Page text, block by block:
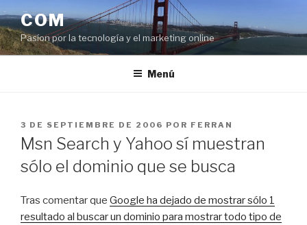
al
contenido
COM
Pasíon por la tecnología y el marketing online
Menú
PUBLICADO
EL
3 DE SEPTIEMBRE DE 2006 POR FERRAN
Msn Search y Yahoo sí muestran
sólo el dominio que se busca
Tras comentar que Google ha dejado de mostrar sólo 1
resultado al buscar un dominio para mostrar todo tipo de